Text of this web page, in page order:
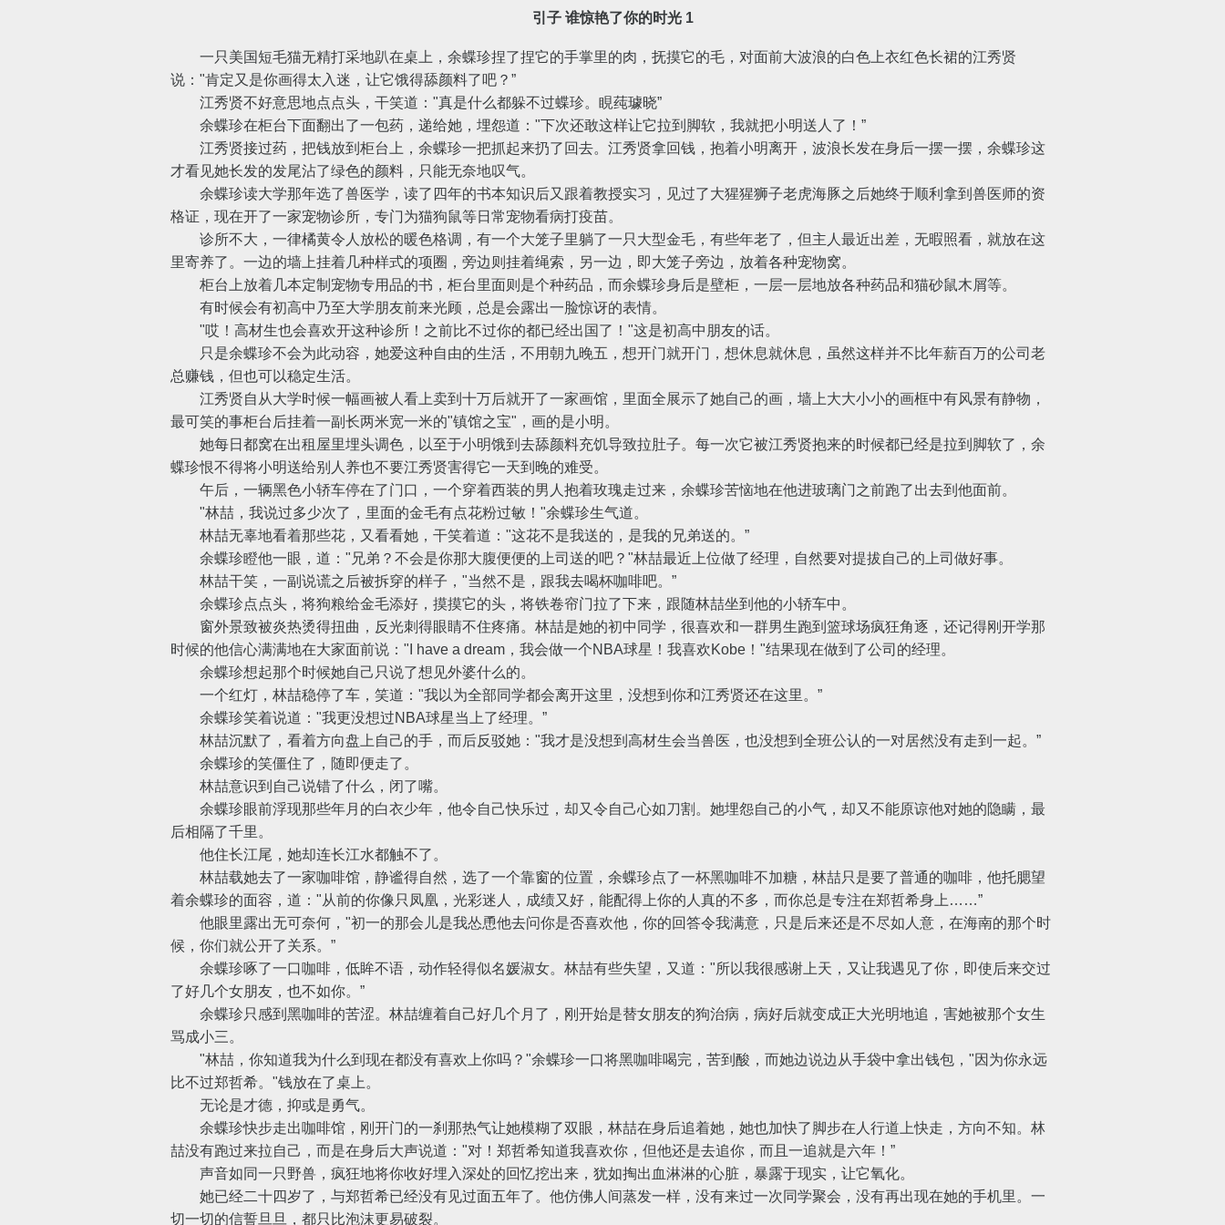
引子 谁惊艳了你的时光 1
一只美国短毛猫无精打采地趴在桌上，余蝶珍捏了捏它的手掌里的肉，抚摸它的毛，对面前大波浪的白色上衣红色长裙的江秀贤
说："肯定又是你画得太入迷，让它饿得舔颜料了吧？”
江秀贤不好意思地点点头，干笑道："真是什么都躲不过蝶珍。睍莼璩晓”
余蝶珍在柜台下面翻出了一包药，递给她，埋怨道："下次还敢这样让它拉到脚软，我就把小明送人了！”
江秀贤接过药，把钱放到柜台上，余蝶珍一把抓起来扔了回去。江秀贤拿回钱，抱着小明离开，波浪长发在身后一摆一摆，余蝶珍这
才看见她长发的发尾沾了绿色的颜料，只能无奈地叹气。
余蝶珍读大学那年选了兽医学，读了四年的书本知识后又跟着教授实习，见过了大猩猩狮子老虎海豚之后她终于顺利拿到兽医师的资
格证，现在开了一家宠物诊所，专门为猫狗鼠等日常宠物看病打疫苗。
诊所不大，一律橘黄令人放松的暖色格调，有一个大笼子里躺了一只大型金毛，有些年老了，但主人最近出差，无暇照看，就放在这
里寄养了。一边的墙上挂着几种样式的项圈，旁边则挂着绳索，另一边，即大笼子旁边，放着各种宠物窝。
柜台上放着几本定制宠物专用品的书，柜台里面则是个种药品，而余蝶珍身后是壁柜，一层一层地放各种药品和猫砂鼠木屑等。
有时候会有初高中乃至大学朋友前来光顾，总是会露出一脸惊讶的表情。
"哎！高材生也会喜欢开这种诊所！之前比不过你的都已经出国了！"这是初高中朋友的话。
只是余蝶珍不会为此动容，她爱这种自由的生活，不用朝九晚五，想开门就开门，想休息就休息，虽然这样并不比年薪百万的公司老
总赚钱，但也可以稳定生活。
江秀贤自从大学时候一幅画被人看上卖到十万后就开了一家画馆，里面全展示了她自己的画，墙上大大小小的画框中有风景有静物，
最可笑的事柜台后挂着一副长两米宽一米的"镇馆之宝"，画的是小明。
她每日都窝在出租屋里埋头调色，以至于小明饿到去舔颜料充饥导致拉肚子。每一次它被江秀贤抱来的时候都已经是拉到脚软了，余
蝶珍恨不得将小明送给别人养也不要江秀贤害得它一天到晚的难受。
午后，一辆黑色小轿车停在了门口，一个穿着西装的男人抱着玫瑰走过来，余蝶珍苦恼地在他进玻璃门之前跑了出去到他面前。
"林喆，我说过多少次了，里面的金毛有点花粉过敏！"余蝶珍生气道。
林喆无辜地看着那些花，又看看她，干笑着道："这花不是我送的，是我的兄弟送的。”
余蝶珍瞪他一眼，道："兄弟？不会是你那大腹便便的上司送的吧？"林喆最近上位做了经理，自然要对提拔自己的上司做好事。
林喆干笑，一副说谎之后被拆穿的样子，"当然不是，跟我去喝杯咖啡吧。”
余蝶珍点点头，将狗粮给金毛添好，摸摸它的头，将铁卷帘门拉了下来，跟随林喆坐到他的小轿车中。
窗外景致被炎热烫得扭曲，反光刺得眼睛不住疼痛。林喆是她的初中同学，很喜欢和一群男生跑到篮球场疯狂角逐，还记得刚开学那
时候的他信心满满地在大家面前说："I have a dream，我会做一个NBA球星！我喜欢Kobe！"结果现在做到了公司的经理。
余蝶珍想起那个时候她自己只说了想见外婆什么的。
一个红灯，林喆稳停了车，笑道："我以为全部同学都会离开这里，没想到你和江秀贤还在这里。”
余蝶珍笑着说道："我更没想过NBA球星当上了经理。”
林喆沉默了，看着方向盘上自己的手，而后反驳她："我才是没想到高材生会当兽医，也没想到全班公认的一对居然没有走到一起。”
余蝶珍的笑僵住了，随即便走了。
林喆意识到自己说错了什么，闭了嘴。
余蝶珍眼前浮现那些年月的白衣少年，他令自己快乐过，却又令自己心如刀割。她埋怨自己的小气，却又不能原谅他对她的隐瞒，最
后相隔了千里。
他住长江尾，她却连长江水都触不了。
林喆载她去了一家咖啡馆，静谧得自然，选了一个靠窗的位置，余蝶珍点了一杯黑咖啡不加糖，林喆只是要了普通的咖啡，他托腮望
着余蝶珍的面容，道："从前的你像只凤凰，光彩迷人，成绩又好，能配得上你的人真的不多，而你总是专注在郑哲希身上……”
他眼里露出无可奈何，"初一的那会儿是我怂恿他去问你是否喜欢他，你的回答令我满意，只是后来还是不尽如人意，在海南的那个时
候，你们就公开了关系。”
余蝶珍啄了一口咖啡，低眸不语，动作轻得似名媛淑女。林喆有些失望，又道："所以我很感谢上天，又让我遇见了你，即使后来交过
了好几个女朋友，也不如你。”
余蝶珍只感到黑咖啡的苦涩。林喆缠着自己好几个月了，刚开始是替女朋友的狗治病，病好后就变成正大光明地追，害她被那个女生
骂成小三。
"林喆，你知道我为什么到现在都没有喜欢上你吗？"余蝶珍一口将黑咖啡喝完，苦到酸，而她边说边从手袋中拿出钱包，"因为你永远
比不过郑哲希。"钱放在了桌上。
无论是才德，抑或是勇气。
余蝶珍快步走出咖啡馆，刚开门的一刹那热气让她模糊了双眼，林喆在身后追着她，她也加快了脚步在人行道上快走，方向不知。林
喆没有跑过来拉自己，而是在身后大声说道："对！郑哲希知道我喜欢你，但他还是去追你，而且一追就是六年！”
声音如同一只野兽，疯狂地将你收好埋入深处的回忆挖出来，犹如掏出血淋淋的心脏，暴露于现实，让它氧化。
她已经二十四岁了，与郑哲希已经没有见过面五年了。他仿佛人间蒸发一样，没有来过一次同学聚会，没有再出现在她的手机里。一
切一切的信誓旦旦，都只比泡沫更易破裂。